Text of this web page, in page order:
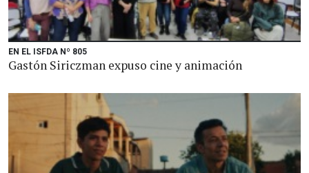
EN EL ISFDA Nº 805
Gastón Siriczman expuso cine y animación